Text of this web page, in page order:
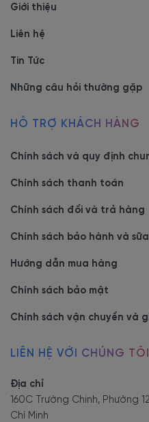
Giới thiệu
Liên hệ
Tin Tức
Những câu hỏi thường gặp
HỖ TRỢ KHÁCH HÀNG
Chính sách và quy định
Chính sách thanh toán
Chính sách đổi và trả hàng
Chính sách bảo hành và
Hướng dẫn mua hàng
Chính sách bảo mật
Chính sách vận chuyển và
LIÊN HỆ VỚI CHÚNG TÔI
Địa chỉ
160C Trường Chinh, Phường
Chí Minh